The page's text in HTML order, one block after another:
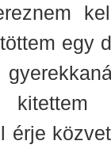
egy
kitettem
érje